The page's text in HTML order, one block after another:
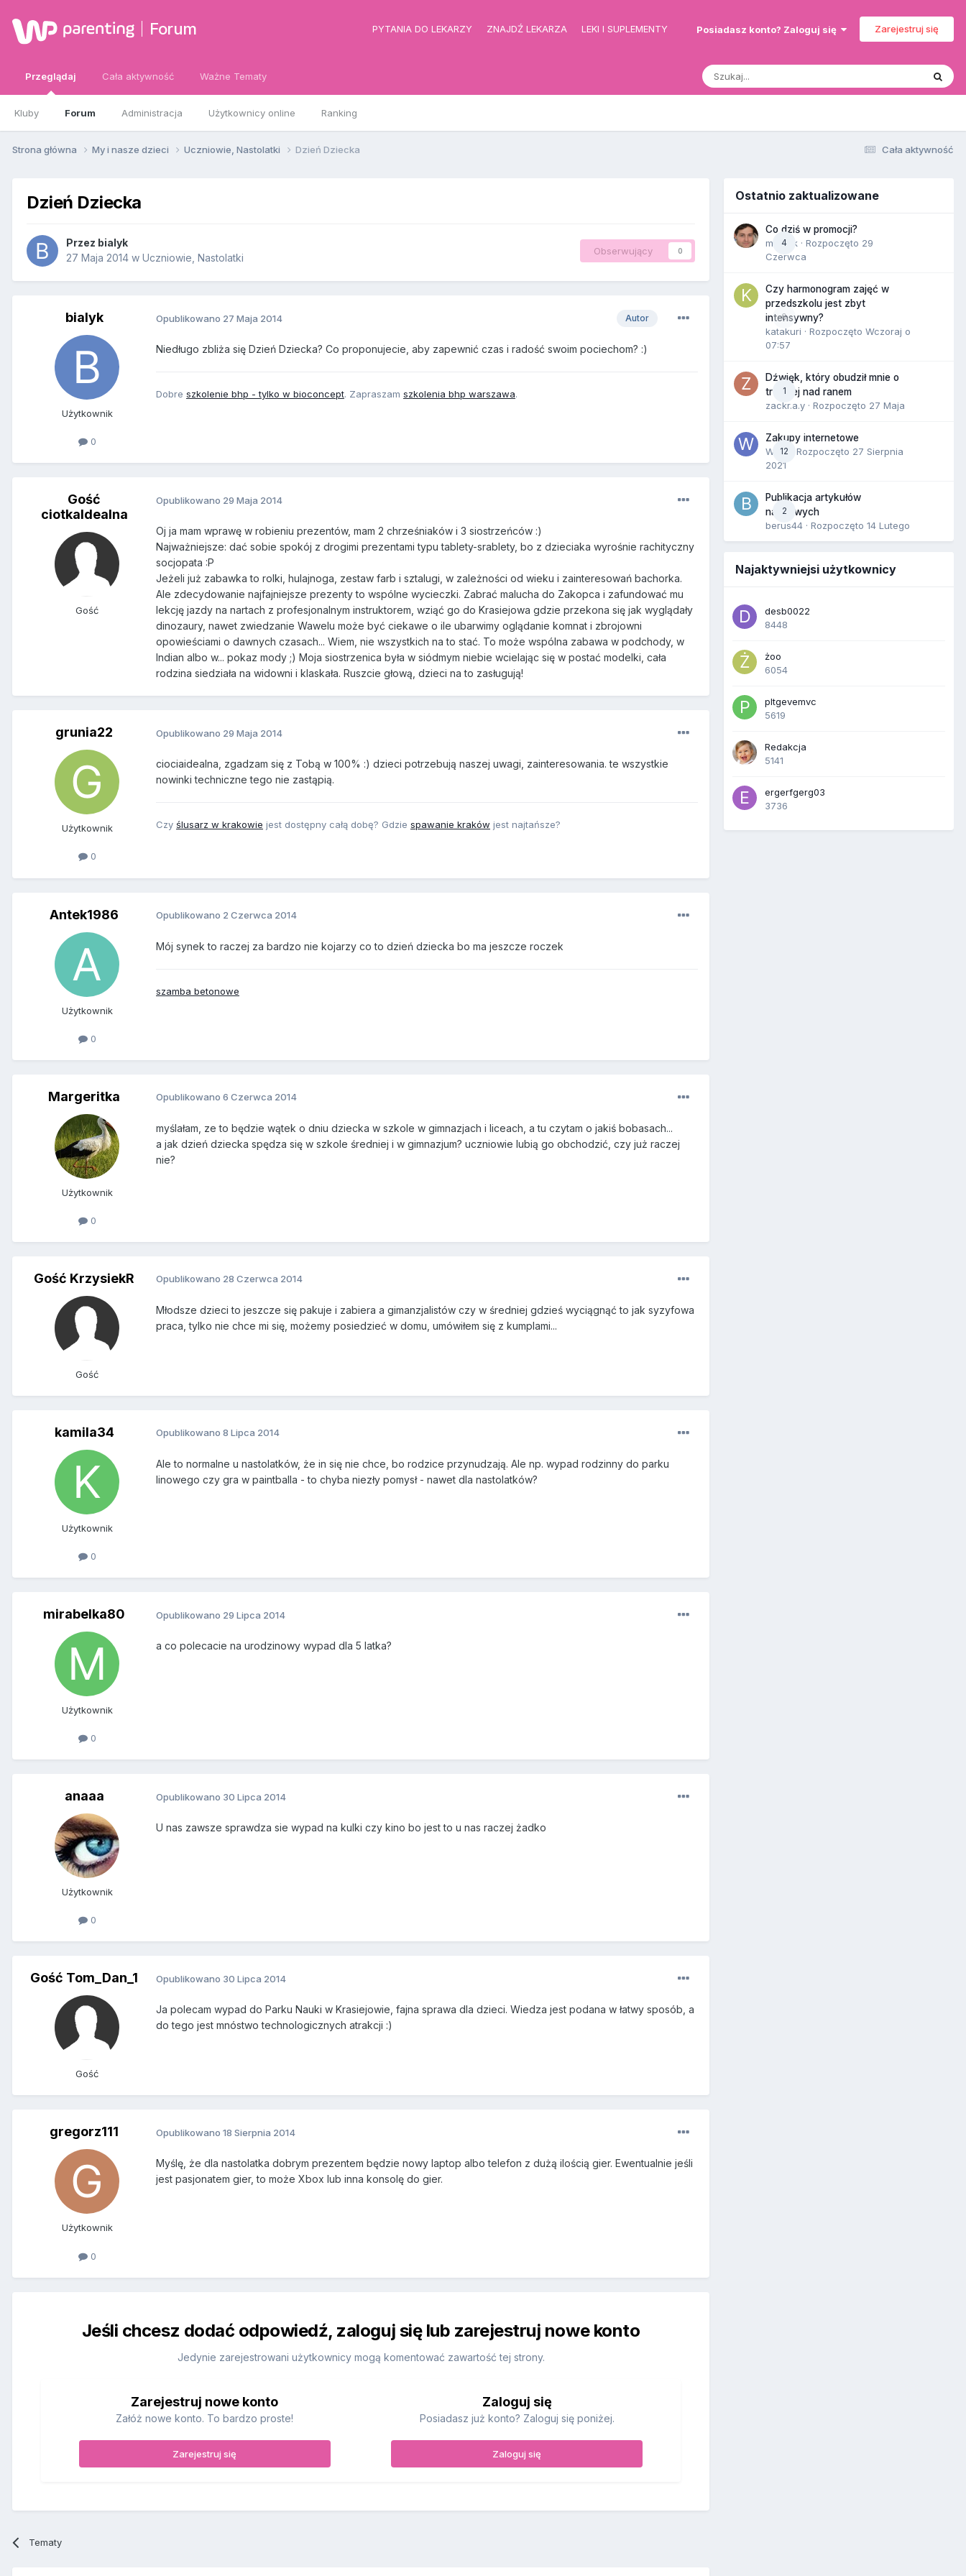
Forum PYTANIA DO LEKARZY ZNAJDŹ LEKARZA LEKI I SUPLEMENTY Posiadasz konto? Zaloguj się Zarejestruj się
Przeglądaj
Kluby Forum Administracja Użytkownicy online Ranking
Cała aktywność Ważne Tematy
Cała aktywność
Strona główna My i nasze dzieci Uczniowie, Nastolatki Dzień Dziecka
Dzień Dziecka
Przez bialyk
27 Maja 2014 w Uczniowie, Nastolatki
Obserwujący 0
bialyk
Użytkownik
0
Autor
Opublikowano 27 Maja 2014
Niedługo zbliża się Dzień Dziecka? Co proponujecie, aby zapewnić czas i radość swoim pociechom? :)
Dobre szkolenie bhp - tylko w bioconcept. Zapraszam szkolenia bhp warszawa.
Gość
ciotkaIdealna
Gość
Opublikowano 29 Maja 2014
Oj ja mam wprawę w robieniu prezentów, mam 2 chrześniaków i 3 siostrzeńców :)
Najważniejsze: dać sobie spokój z drogimi prezentami typu tablety-srablety, bo z dzieciaka wyrośnie rachityczny
socjopata :P
Jeżeli już zabawka to rolki, hulajnoga, zestaw farb i sztalugi, w zależności od wieku i zainteresowań bachorka.
Ale zdecydowanie najfajniejsze prezenty to wspólne wycieczki. Zabrać malucha do Zakopca i zafundować mu
lekcję jazdy na nartach z profesjonalnym instruktorem, wziąć go do Krasiejowa gdzie przekona się jak wyglądały
dinozaury, nawet zwiedzanie Wawelu może być ciekawe o ile ubarwimy oglądanie komnat i zbrojowni
opowieściami o dawnych czasach... Wiem, nie wszystkich na to stać. To może wspólna zabawa w podchody, w
Indian albo w... pokaz mody ;) Moja siostrzenica była w siódmym niebie wcielając się w postać modelki, cała
rodzina siedziała na widowni i klaskała. Ruszcie głową, dzieci na to zasługują!
grunia22
Użytkownik
0
Opublikowano 29 Maja 2014
ciociaidealna, zgadzam się z Tobą w 100% :) dzieci potrzebują naszej uwagi, zainteresowania. te wszystkie
nowinki techniczne tego nie zastąpią.
Czy ślusarz w krakowie jest dostępny całą dobę? Gdzie spawanie kraków jest najtańsze?
Antek1986
Użytkownik
0
Opublikowano 2 Czerwca 2014
Mój synek to raczej za bardzo nie kojarzy co to dzień dziecka bo ma jeszcze roczek
szamba betonowe
Margeritka
Użytkownik
0
Opublikowano 6 Czerwca 2014
myślałam, ze to będzie wątek o dniu dziecka w szkole w gimnazjach i liceach, a tu czytam o jakiś bobasach...
a jak dzień dziecka spędza się w szkole średniej i w gimnazjum? uczniowie lubią go obchodzić, czy już raczej
nie?
Gość KrzysiekR
Gość
Opublikowano 28 Czerwca 2014
Młodsze dzieci to jeszcze się pakuje i zabiera a gimanzjalistów czy w średniej gdzieś wyciągnąć to jak syzyfowa
praca, tylko nie chce mi się, możemy posiedzieć w domu, umówiłem się z kumplami...
kamila34
Użytkownik
0
Opublikowano 8 Lipca 2014
Ale to normalne u nastolatków, że in się nie chce, bo rodzice przynudzają. Ale np. wypad rodzinny do parku
linowego czy gra w paintballa - to chyba niezły pomysł - nawet dla nastolatków?
mirabelka80
Użytkownik
0
Opublikowano 29 Lipca 2014
a co polecacie na urodzinowy wypad dla 5 latka?
anaaa
Użytkownik
0
Opublikowano 30 Lipca 2014
U nas zawsze sprawdza sie wypad na kulki czy kino bo jest to u nas raczej żadko
Gość Tom_Dan_1
Gość
Opublikowano 30 Lipca 2014
Ja polecam wypad do Parku Nauki w Krasiejowie, fajna sprawa dla dzieci. Wiedza jest podana w łatwy sposób, a
do tego jest mnóstwo technologicznych atrakcji :)
gregorz111
Użytkownik
0
Opublikowano 18 Sierpnia 2014
Myślę, że dla nastolatka dobrym prezentem będzie nowy laptop albo telefon z dużą ilością gier. Ewentualnie jeśli
jest pasjonatem gier, to może Xbox lub inna konsolę do gier.
Jeśli chcesz dodać odpowiedź, zaloguj się lub zarejestruj nowe konto
Jedynie zarejestrowani użytkownicy mogą komentować zawartość tej strony.
Zarejestruj nowe konto
Załóż nowe konto. To bardzo proste!
Zarejestruj się
Zaloguj się
Posiadasz już konto? Zaloguj się poniżej.
Zaloguj się
Tematy
Ostatnio zaktualizowane
4
Co dziś w promocji?
maciek · Rozpoczęto 29
Czerwca
0
Czy harmonogram zajęć w
przedszkolu jest zbyt
intensywny?
katakuri · Rozpoczęto Wczoraj o
07:57
1
Dźwięk, który obudził mnie o
trzeciej nad ranem
zackr.a.y · Rozpoczęto 27 Maja
12
Zakupy internetowe
Wula · Rozpoczęto 27 Sierpnia
2021
2
Publikacja artykułów
naukowych
berus44 · Rozpoczęto 14 Lutego
Najaktywniejsi użytkownicy
desb0022
8448
żoo
6054
pltgevemvc
5619
Redakcja
5141
ergerfgerg03
3736